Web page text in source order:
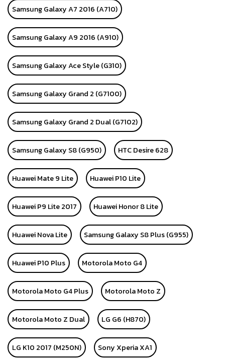
Samsung Galaxy A7 2016 (A710)
Samsung Galaxy A9 2016 (A910)
Samsung Galaxy Ace Style (G310)
Samsung Galaxy Grand 2 (G7100)
Samsung Galaxy Grand 2 Dual (G7102)
Samsung Galaxy S8 (G950) HTC Desire 628
Huawei Mate 9 Lite Huawei P10 Lite
Huawei P9 Lite 2017 Huawei Honor 8 Lite
Huawei Nova Lite Samsung Galaxy S8 Plus (G955)
Huawei P10 Plus Motorola Moto G4
Motorola Moto G4 Plus Motorola Moto Z
Motorola Moto Z Dual LG G6 (H870)
LG K10 2017 (M250N) Sony Xperia XA1